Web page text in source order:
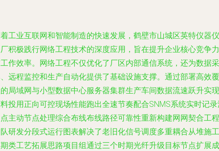
工业互联网和智能制造的快速发展，鹤壁市山城区英特仪器仪
积极践行网络工程技术的深度应用，旨在提升企业核心竞争力
作效率。网络工程不仅优化了厂区内部通信系统，还为数据采
远程监控和生产自动化提供了基础设施支撑。通过部署高效覆
局域网与小型数据中心服务器集群生产车间数据流速跃升实现
投用正向可控现场性能跑出全速节奏配合SNMS系统实时记
主动节点处理综合布线布线路径可靠性重新构建网网契合工程
研发分段式运行图表解决了老旧化信号调度多重耦合从堆施工
类工艺拓展思路项目组通过三个时期光纤升级目标节点扩展成